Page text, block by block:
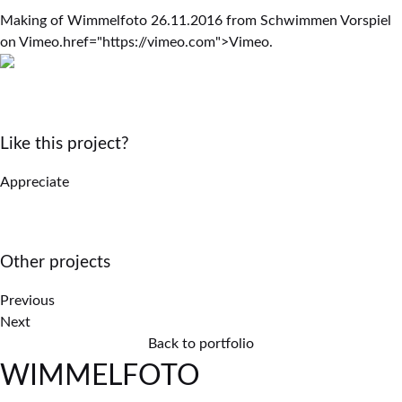
Making of Wimmelfoto 26.11.2016 from Schwimmen Vorspiel
on Vimeo.href="https://vimeo.com">Vimeo.
Like this project?
Appreciate
Other projects
Previous
Next
Back to portfolio
WIMMELFOTO